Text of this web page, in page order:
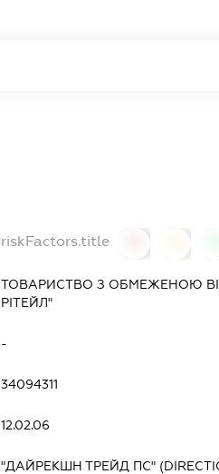
riskFactors.title
ТОВАРИСТВО З ОБМЕЖЕНОЮ
РІТЕЙЛ"
-
34094311
12.02.06
"ДАЙРЕКШН ТРЕЙД ПС"